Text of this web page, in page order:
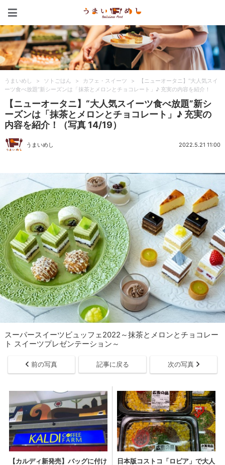
うまいめし > ソトごはん > カフェ・スイーツ >
【ニューオータニ】“大人気スイ
ーツ食べ放題”新シーズンは「抹茶とメロンとチョコレート」♪ 充実の内容を紹介！
【ニューオータニ】“大人気スイーツ食べ放題”新シ
ーズンは「抹茶とメロンとチョコレート」♪ 充実の
内容を紹介！（写真 14/19）
うまいめし 2022.5.21 11:00
スーパースイーツビュッフェ2022～抹茶とメロンとチョコレー
ト スイーツプレゼンテーション～
前の写真 記事に戻る 次の写真